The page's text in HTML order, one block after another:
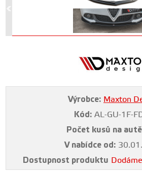
Výrobce: Maxton
Kód: AL-GU-1F-
Počet kusů na
V nabídce od:
Dostupnost produktu